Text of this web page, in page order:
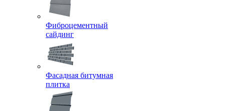
Фиброцементный
сайдинг
Фасадная битумная
плитка